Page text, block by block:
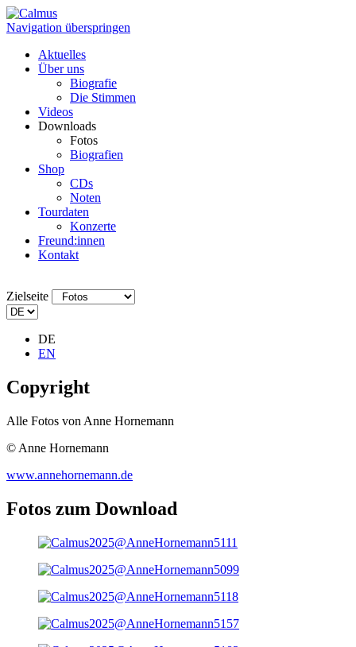
Navigation überspringen
Aktuelles
Über uns
Biografie
Die Stimmen
Videos
Downloads
Fotos
Biografien
Shop
CDs
Noten
Tourdaten
Konzerte
Freund:innen
Kontakt
Zielseite
DE
EN
Copyright
Alle Fotos von Anne Hornemann
© Anne Hornemann
www.annehornemann.de
Fotos zum Download